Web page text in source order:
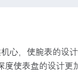
机心，使腕表的设
度使表盘的设计更